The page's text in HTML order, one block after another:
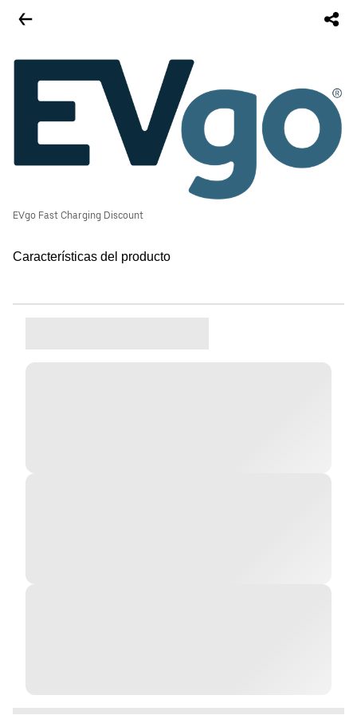
EVgo Fast Charging Discount
Características del producto